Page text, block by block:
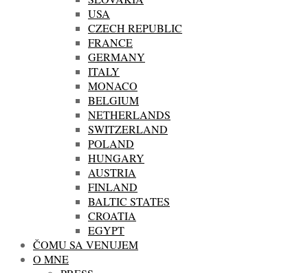
USA
CZECH REPUBLIC
FRANCE
GERMANY
ITALY
MONACO
BELGIUM
NETHERLANDS
SWITZERLAND
POLAND
HUNGARY
AUSTRIA
FINLAND
BALTIC STATES
CROATIA
EGYPT
ČOMU SA VENUJEM
O MNE